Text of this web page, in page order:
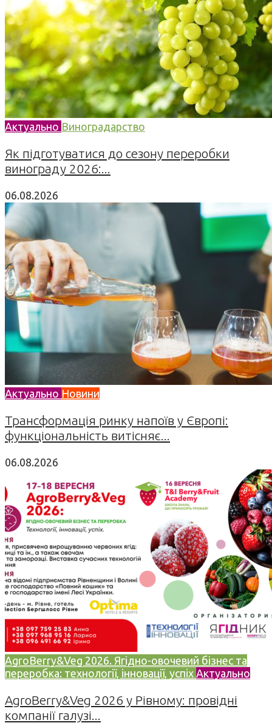
Актуально Виноградарство
Як підготуватися до сезону переробки
винограду 2026:...
06.08.2026
Актуально Новини
Трансформація ринку напоїв у Європі:
функціональність витісняє...
06.08.2026
AgroBerry&Veg 2026. Ягідно-овочевий бізнес та
переробка: технології, інновації, успіх Актуально
AgroBerry&Veg 2026 у Рівному: провідні
компанії галузі...